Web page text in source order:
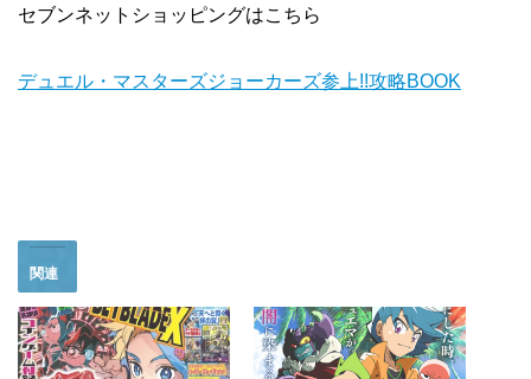
セブンネットショッピングはこちら
デュエル・マスターズジョーカーズ参上!!攻略BOOK
関連